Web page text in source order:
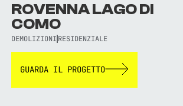
ROVENNA LAGO DI
COMO
DEMOLIZIONI RESIDENZIALE
GUARDA IL PROGETTO